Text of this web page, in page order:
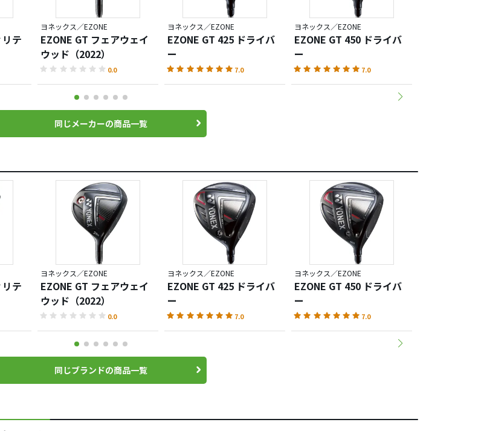
テ
ヨネックス／EZONE
EZONE GT フェアウェイ
ウッド（2022）
0.0
ヨネックス／EZONE
EZONE GT 425 ドライバ
ー
7.0
ヨネックス／EZONE
EZONE GT 450 ドライバ
ー
7.0
同じメーカーの商品一覧
テ
ヨネックス／EZONE
EZONE GT フェアウェイ
ウッド（2022）
0.0
ヨネックス／EZONE
EZONE GT 425 ドライバ
ー
7.0
ヨネックス／EZONE
EZONE GT 450 ドライバ
ー
7.0
同じブランドの商品一覧